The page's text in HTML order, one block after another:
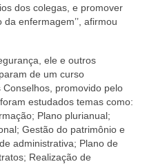
dos colegas, e promover
enfermagem’’, afirmou
ele e outros
de um curso
promovido pelo
estudados temas como:
Plano plurianual;
Gestão do patrimônio e
administrativa; Plano de
Realização de